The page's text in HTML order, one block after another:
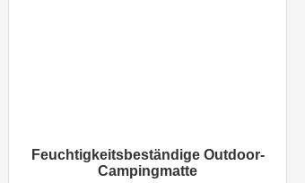
Feuchtigkeitsbeständige Outdoor-
Campingmatte